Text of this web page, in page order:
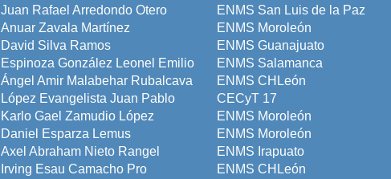
Juan Rafael Arredondo Otero
ENMS San Luis de la Paz
Anuar Zavala Martínez
ENMS Moroleón
David Silva Ramos
ENMS Guanajuato
Espinoza González Leonel Emilio
ENMS Salamanca
Ángel Amir Malabehar Rubalcava
ENMS CHLeón
López Evangelista Juan Pablo
CECyT 17
Karlo Gael Zamudio López
ENMS Moroleón
Daniel Esparza Lemus
ENMS Moroleón
Axel Abraham Nieto Rangel
ENMS Irapuato
Irving Esau Camacho Pro
ENMS CHLeón